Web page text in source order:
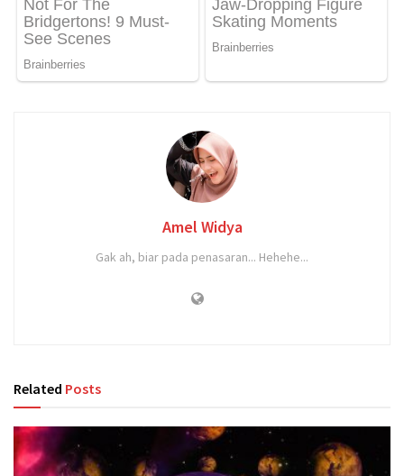
Amel Widya
Gak ah, biar pada penasaran... Hehehe...
Related Posts